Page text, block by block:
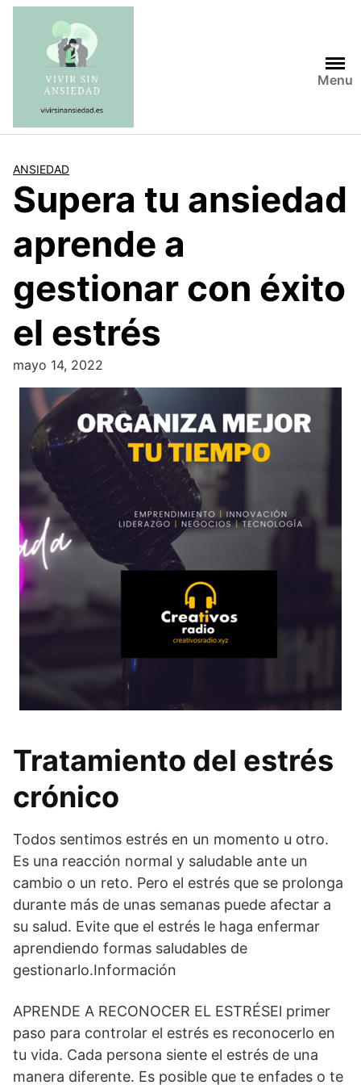
Saltar
contenido
Menu
ANSIEDAD
Supera tu ansiedad
aprende a
gestionar con éxito
el estrés
mayo 14, 2022
Tratamiento del estrés
crónico
Todos sentimos estrés en un momento u otro.
Es una reacción normal y saludable ante un
cambio o un reto. Pero el estrés que se prolonga
durante más de unas semanas puede afectar a
su salud. Evite que el estrés le haga enfermar
aprendiendo formas saludables de
gestionarlo.Información
APRENDE A RECONOCER EL ESTRÉSEl primer
paso para controlar el estrés es reconocerlo en
tu vida. Cada persona siente el estrés de una
manera diferente. Es posible que te enfades o te